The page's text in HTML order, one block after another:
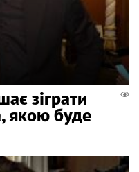
зіграти
якою буде